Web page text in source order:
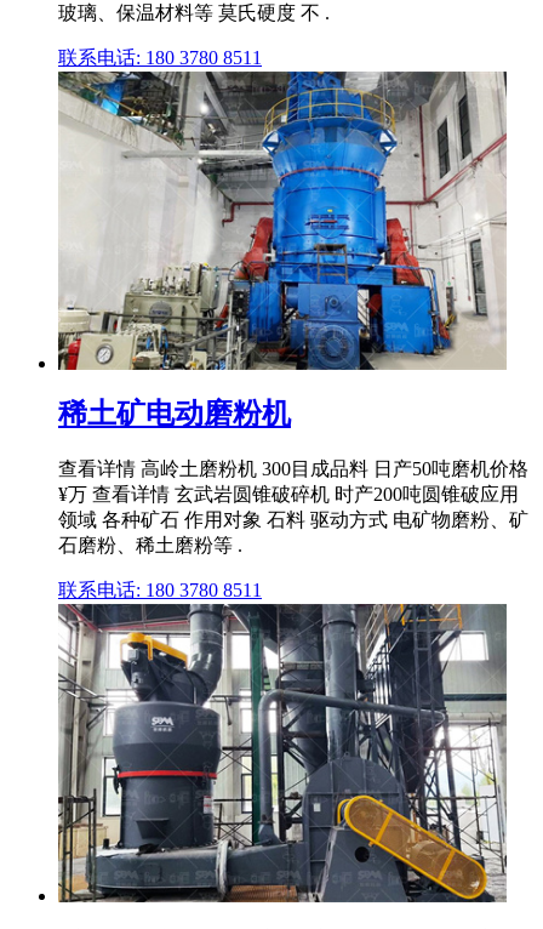
玻璃、保温材料等 莫氏硬度 不 .
联系电话: 180 3780 8511
稀土矿电动磨粉机
查看详情 高岭土磨粉机 300目成品料 日产50吨磨机价格
¥万 查看详情 玄武岩圆锥破碎机 时产200吨圆锥破应用
领域 各种矿石 作用对象 石料 驱动方式 电矿物磨粉、矿
石磨粉、稀土磨粉等 .
联系电话: 180 3780 8511